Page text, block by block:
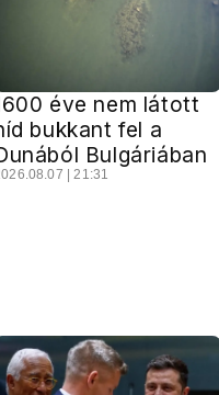
éve nem látott
bukkant fel a
Bulgáriában
| 21:31